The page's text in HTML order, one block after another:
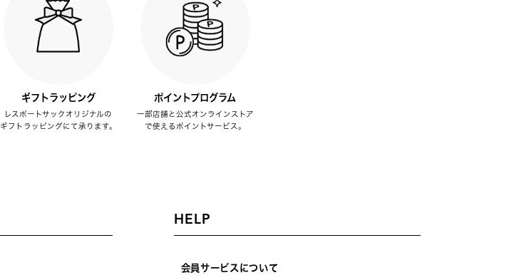
ギフトラッピング
レスポートサックオリジナルの
ギフトラッピングにて承ります。
ポイントプログラム
一部店舗と公式オンラインストア
で使えるポイントサービス。
HELP
会員サービスについて